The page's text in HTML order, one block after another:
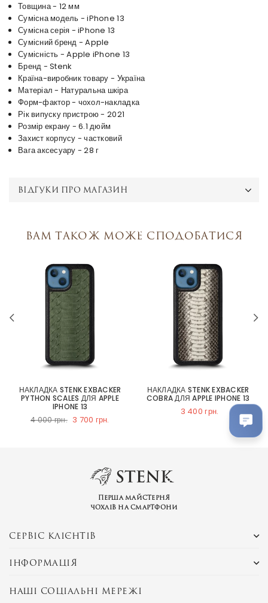
Товщина - 12 мм
Сумісна модель - iPhone 13
Сумісна серія - iPhone 13
Сумісний бренд - Apple
Сумісність - Apple iPhone 13
Бренд - Stenk
Країна-виробник товару - Україна
Матеріал - Натуральна шкіра
Форм-фактор - чохол-накладка
Рік випуску пристрою - 2021
Розмір екрану - 6.1 дюйм
Захист корпусу - частковий
Вага аксесуару - 28 г
ВІДГУКИ ПРО МАГАЗИН
Вам також може сподобатися
НАКЛАДКА STENK EXBACKER
PYTHON SCALES ДЛЯ APPLE
IPHONE 13
4 000 грн. 3 700 грн.
НАКЛАДКА STENK EXBACKER
COBRA ДЛЯ APPLE IPHONE 13
3 400 грн.
Перша майстерня
чохлів на смартфони
СЕРВІС КЛІЄНТІВ
ІНФОРМАЦІЯ
НАШІ СОЦІАЛЬНІ МЕРЕЖІ